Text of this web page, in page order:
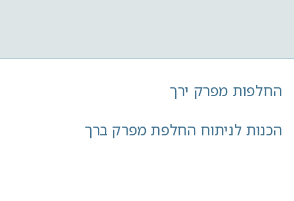
החלפות מפרק ירך
הכנות לניתוח החלפת מפרק ברך